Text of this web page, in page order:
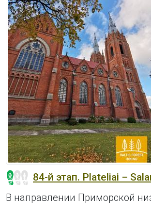
84-й этап. Plateliai –
В направлении Приморской